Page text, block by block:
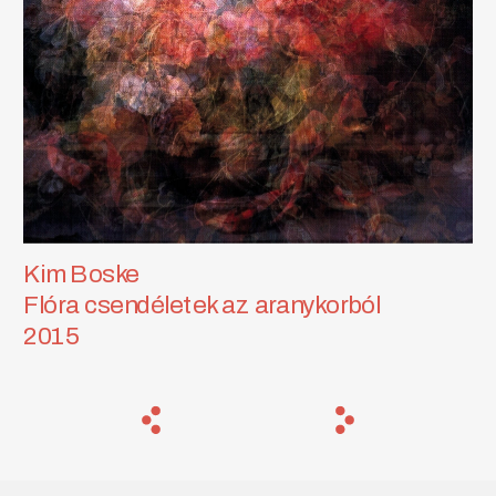
Kim Boske
Flóra csendéletek az aranykorból
2015